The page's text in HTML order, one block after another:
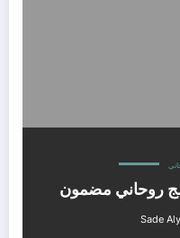
روحاني مضمون
Sade